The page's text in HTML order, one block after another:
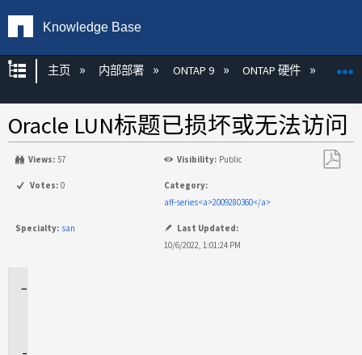
Knowledge Base
扩展/隐缩全局层次
主页 内部部署 ONTAP 9 ONTAP 硬件
Oracle LUN标题已损坏或无法访问
Views: 57 Visibility: Public
Votes: 0
Category:
aff-series<a>2009280360</a>
Specialty: san
Last Updated:
10/6/2022, 1:01:24 PM